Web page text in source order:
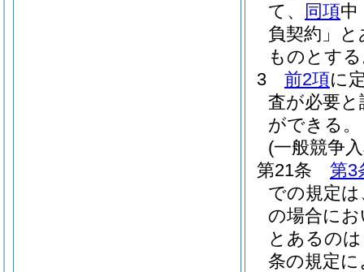
て、
同項中
負契約」
ものとす
3
前2項に
査が必要
ができる。
(一般競争
第21条
第3
での規定
の場合に
とあるの
条の規定